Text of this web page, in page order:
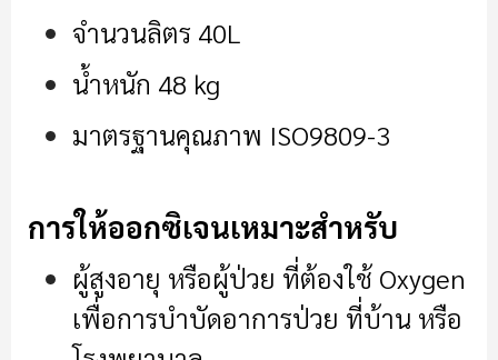
จำนวนลิตร 40L
น้ำหนัก 48 kg
มาตรฐานคุณภาพ ISO9809-3
การให้ออกซิเจนเหมาะสำหรับ
ผู้สูงอายุ หรือผู้ป่วย ที่ต้องใช้ Oxygen
เพื่อการบำบัดอาการป่วย ที่บ้าน หรือ